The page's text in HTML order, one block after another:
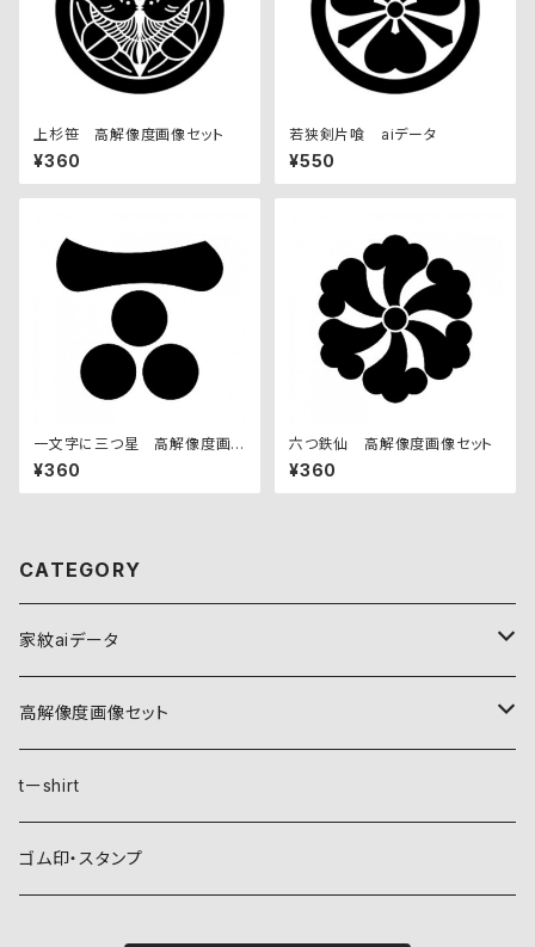
上杉笹 高解像度画像セット
¥360
若狭剣片喰 aiデータ
¥550
一文字に三つ星 高解像度画
像セット
¥360
六つ鉄仙 高解像度画像セット
¥360
CATEGORY
家紋aiデータ
自然紋
稲妻
霞
植物紋
葵
動物紋
高解像度画像セット
自然紋
稲妻
植物紋
tーshirt
ゴム印・スタンプ